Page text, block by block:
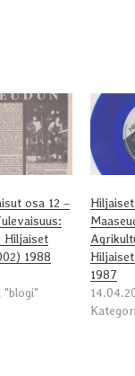
osa 12 –
Hiljaiset
1988
"blogi"
1987